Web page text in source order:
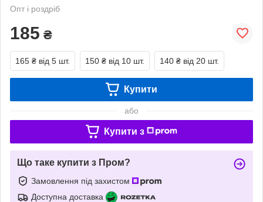
Опт і роздріб
185 ₴
165 ₴ від 5 шт. 150 ₴ від 10 шт. 140 ₴ від 20 шт.
Купити
або
Купити з
Що таке купити з Пром?
Замовлення під захистом
Доступна доставка